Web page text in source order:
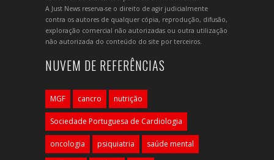
A Just News reserva-se o direito de agir judicialmente
contra os autores de qualquer cópia, reprodução, difusão,
exploração comercial não autorizadas ou outra utilização
não autorizada do conteúdo do site por terceiros.
NUVEM DE REFERÊNCIAS
MGF cancro nutrição
Sociedade Portuguesa de Cardiologia
oncologia psiquiatria saúde mental